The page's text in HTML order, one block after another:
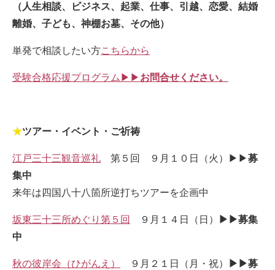
（人生相談、ビジネス、起業、仕事、引越、恋愛、結婚
離婚、子ども、神棚お墓、その他）
単発で相談したい方こちらから
受験合格応援プログラム▶▶ お問合せください。
★ツアー・イベント・ご祈祷
江戸三十三観音巡礼 第５回 ９月１０日（火）▶▶募
集中
来年は四国八十八箇所逆打ちツアーを企画中
坂東三十三所めぐり第５回 ９月１４日（日）
▶▶募集
中
秋の彼岸会（ひがんえ） ９月２１日（月・祝）
▶▶募